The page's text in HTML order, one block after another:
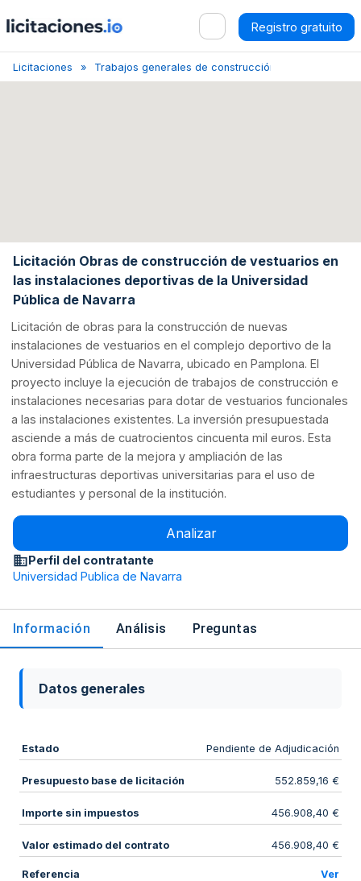
Registro gratuito
Licitaciones Trabajos generales de construcción de inmuebles y
Licitación Obras de construcción de vestuarios en
las instalaciones deportivas de la Universidad
Pública de Navarra
Licitación de obras para la construcción de nuevas
instalaciones de vestuarios en el complejo deportivo de la
Universidad Pública de Navarra, ubicado en Pamplona. El
proyecto incluye la ejecución de trabajos de construcción e
instalaciones necesarias para dotar de vestuarios funcionales
a las instalaciones existentes. La inversión presupuestada
asciende a más de cuatrocientos cincuenta mil euros. Esta
obra forma parte de la mejora y ampliación de las
infraestructuras deportivas universitarias para el uso de
estudiantes y personal de la institución.
Analizar
Perfil del contratante
Universidad Publica de Navarra
Información Análisis Preguntas
Datos generales
Estado Pendiente de Adjudicación
Presupuesto base de licitación 552.859,16 €
Importe sin impuestos 456.908,40 €
Valor estimado del contrato 456.908,40 €
Referencia Ver